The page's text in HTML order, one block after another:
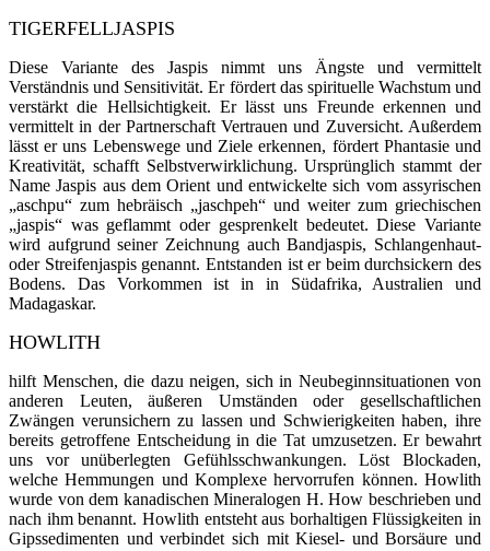
TIGERFELLJASPIS
Diese Variante des Jaspis nimmt uns Ängste und vermittelt
Verständnis und Sensitivität. Er fördert das spirituelle Wachstum und
verstärkt die Hellsichtigkeit. Er lässt uns Freunde erkennen und
vermittelt in der Partnerschaft Vertrauen und Zuversicht. Außerdem
lässt er uns Lebenswege und Ziele erkennen, fördert Phantasie und
Kreativität, schafft Selbstverwirklichung. Ursprünglich stammt der
Name Jaspis aus dem Orient und entwickelte sich vom assyrischen
„aschpu“ zum hebräisch „jaschpeh“ und weiter zum griechischen
„jaspis“ was geflammt oder gesprenkelt be­deutet. Diese Variante
wird auf­grund seiner Zeichnung auch Bandjaspis, Schlangenhaut-
oder Strei­fenjaspis ge­nannt. Entstanden ist er beim durchsi­ckern des
Bodens. Das Vorkommen ist in in Süd­afrika, Australien und
Madagaskar.
HOWLITH
hilft Menschen, die dazu neigen, sich in Neubeginnsituationen von
anderen Leuten, äußeren Umständen oder gesellschaftlichen
Zwängen verunsichern zu lassen und Schwierigkeiten haben, ihre
bereits getroffene Entscheidung in die Tat umzusetzen. Er bewahrt
uns vor unüberlegten Gefühlsschwankungen. Löst Blockaden,
welche Hemmungen und Komplexe hervorrufen können. Howlith
wurde von dem kanadischen Mineralogen H. How beschrieben und
nach ihm benannt. Howlith entsteht aus borhaltigen Flüssigkeiten in
Gipssedimenten und verbindet sich mit Kiesel- und Borsäure und